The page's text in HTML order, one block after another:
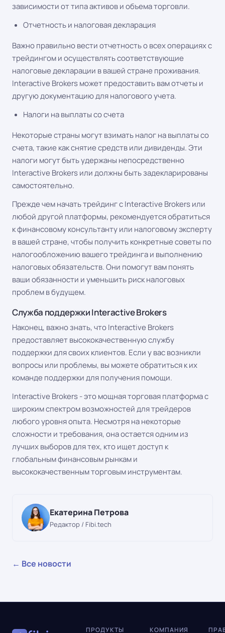
зависимости от типа активов и объема торговли.
Отчетность и налоговая декларация
Важно правильно вести отчетность о всех операциях с
трейдингом и осуществлять соответствующие
налоговые декларации в вашей стране проживания.
Interactive Brokers может предоставить вам отчеты и
другую документацию для налогового учета.
Налоги на выплаты со счета
Некоторые страны могут взимать налог на выплаты со
счета, такие как снятие средств или дивиденды. Эти
налоги могут быть удержаны непосредственно
Interactive Brokers или должны быть задекларированы
самостоятельно.
Прежде чем начать трейдинг с Interactive Brokers или
любой другой платформы, рекомендуется обратиться
к финансовому консультанту или налоговому эксперту
в вашей стране, чтобы получить конкретные советы по
налогообложению вашего трейдинга и выполнению
налоговых обязательств. Они помогут вам понять
ваши обязанности и уменьшить риск налоговых
проблем в будущем.
Служба поддержки Interactive Brokers
Наконец, важно знать, что Interactive Brokers
предоставляет высококачественную службу
поддержки для своих клиентов. Если у вас возникли
вопросы или проблемы, вы можете обратиться к их
команде поддержки для получения помощи.
Interactive Brokers - это мощная торговая платформа с
широким спектром возможностей для трейдеров
любого уровня опыта. Несмотря на некоторые
сложности и требования, она остается одним из
лучших выборов для тех, кто ищет доступ к
глобальным финансовым рынкам и
высококачественным торговым инструментам.
Екатерина Петрова
Редактор / Fibi.tech
← Все новости
ПРОДУКТЫ КОМПАНИЯ